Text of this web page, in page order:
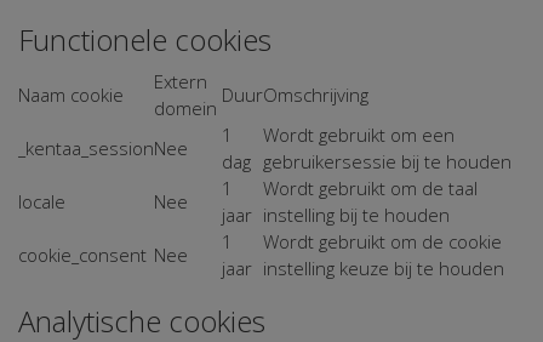
Functionele cookies
Naam cookie
Extern
domein
DuurOmschrijving
_kentaa_sessionNee
1
dag
Wordt gebruikt om een
gebruikersessie bij te houden
locale
Nee
1
jaar
Wordt gebruikt om de taal
instelling bij te houden
cookie_consent Nee
1
jaar
Wordt gebruikt om de cookie
instelling keuze bij te houden
Analytische cookies